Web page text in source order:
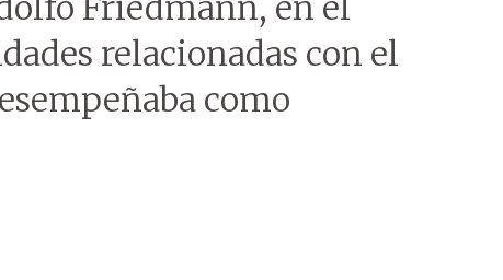
relacionadas con el
como